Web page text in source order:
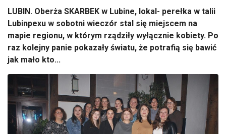
LUBIN. Oberża SKARBEK w Lubine, lokal- perełka w talii
Lubinpexu w sobotni wieczór stal się miejscem na
mapie regionu, w którym rządziły wyłącznie kobiety. Po
raz kolejny panie pokazały światu, że potrafią się bawić
jak mało kto...